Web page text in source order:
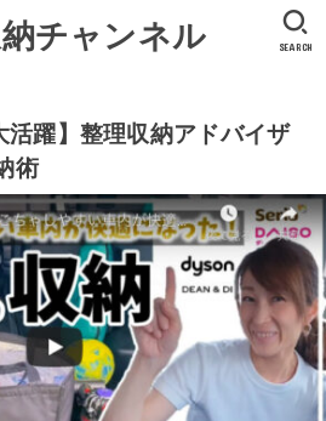
チャンネル SEARCH
活躍】整理収納アドバイザ
術